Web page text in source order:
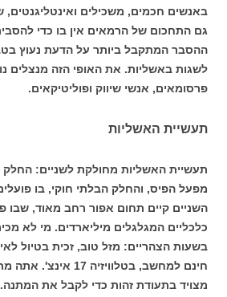
באנשים חכמים, משכילים ואינטליגנטים,
גם התחכום של הרמאים אין בו כדי
ההסבר המתקבל ביותר על הדעת נעוץ
לשגות באשליות. את האופי הזה מנצלים
פרסומאים, אנשי שיווק ופוליטיקאים.
תעשיית האשליות
תעשיית האשליות מחולקת לשניים: החלק
מפעל הפיס, והחלק הבלתי חוקי, בו
השניים קיים תחום אפור רחב מאוד, שבו
כלכליים המגלגלים מיליארדים. מי לא
בשעות הצהריים: מזל טוב, זכית בטיול
חינם למחשב,
מצויד בתעודת זהות כדי לקבל את